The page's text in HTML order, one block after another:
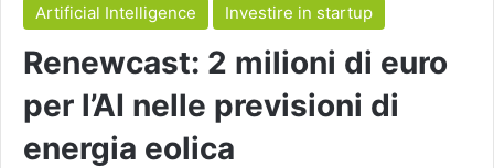
Artificial Intelligence Investire in startup
Renewcast: 2 milioni di euro
per l’AI nelle previsioni di
energia eolica